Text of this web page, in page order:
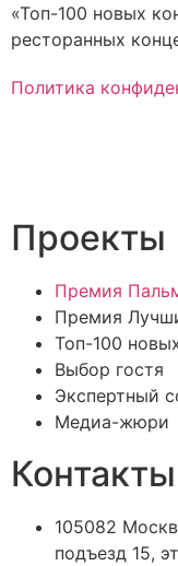
«Топ-100 новых
ресторанных
Политика
Проекты
Премия
Премия
Топ-100
Выбор гостя
Экспертный
Медиа-жюри
Контакты
105082
подъезд 15,